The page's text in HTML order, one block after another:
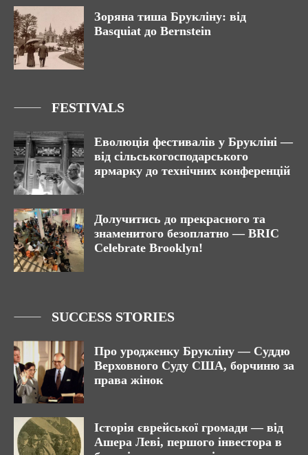
Зоряна тиша Брукліну: від
Basquiat до Bernstein
FESTIVALS
Еволюція фестивалів у Брукліні —
від сільськогосподарського
ярмарку до технічних конференцій
Долучитись до прекрасного та
знаменитого безоплатно — BRIC
Celebrate Brooklyn!
SUCCESS STORIES
Про уродженку Брукліну — Суддю
Верховного Суду США, борчиню за
права жінок
Історія єврейської громади — від
Ашера Леві, першого інвестора в